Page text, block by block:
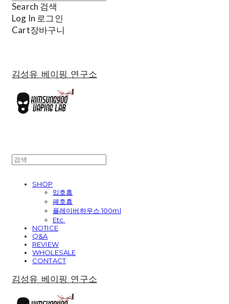
Search 검색
Log In 로그인
Cart장바구니
김성유 베이핑 연구소
SHOP
입호흡
폐호흡
플레이버하우스 100ml
Etc.
NOTICE
Q&A
REVIEW
WHOLESALE
CONTACT
김성유 베이핑 연구소